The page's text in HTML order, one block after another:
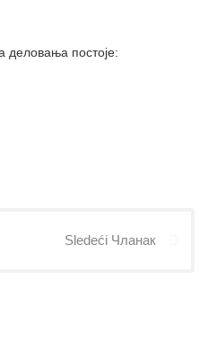
деловања постоје:
Sledeći Чланак